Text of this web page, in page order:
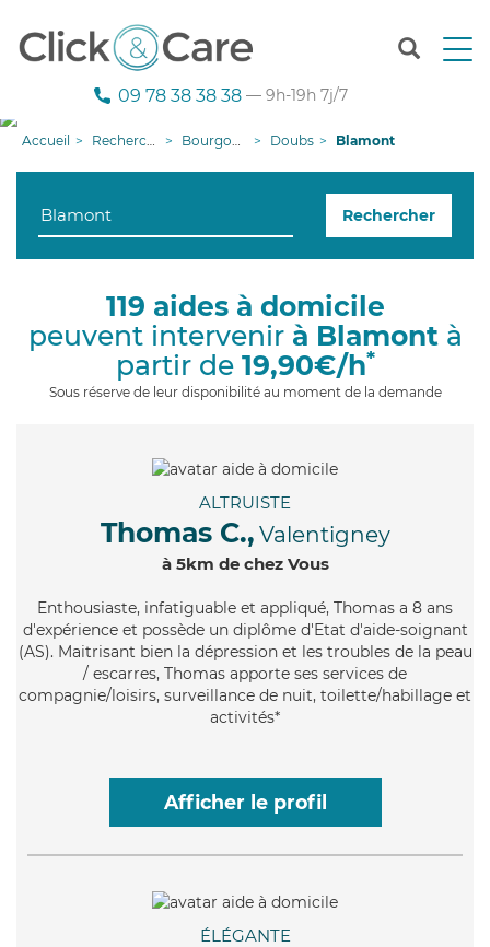
T
n
g
i
09 78 38 38 38 — 9h-19h 7j/7
Accueil Recherche aide à domicile Bourgogne-Franche-Comté Doubs Blamont
Rechercher
119 aides à domicile
peuvent intervenir à Blamontà
partir de 19,90€/h*
Sous réserve de leur disponibilité au moment de la demande
ALTRUISTE
Thomas C., Valentigney
à 5km de chez Vous
Enthousiaste, infatiguable et appliqué, Thomas a 8 ans
d'expérience et possède un diplôme d'Etat d'aide-soignant
(AS). Maitrisant bien la dépression et les troubles de la peau
/ escarres, Thomas apporte ses services de
compagnie/loisirs, surveillance de nuit, toilette/habillage et
activités*
Afficher le profil
ÉLÉGANTE